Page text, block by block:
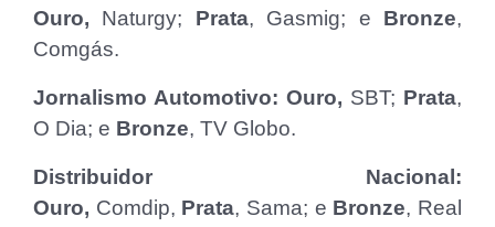
Ouro, Naturgy; Prata, Gasmig; e Bronze,
Comgás.
Jornalismo Automotivo: Ouro, SBT; Prata,
O Dia; e Bronze, TV Globo.
Distribuidor Nacional:
Ouro, Comdip, Prata, Sama; e Bronze, Real